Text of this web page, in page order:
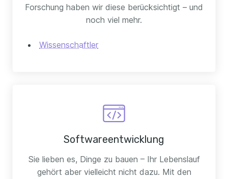
Forschung haben wir diese berücksichtigt – und
noch viel mehr.
Wissenschaftler
Softwareentwicklung
Sie lieben es, Dinge zu bauen – Ihr Lebenslauf
gehört aber vielleicht nicht dazu. Mit den